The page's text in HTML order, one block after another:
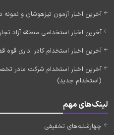
آخرین اخبار آزمون تیزهوشان و نمونه
آخرین اخبار استخدامی منطقه آزاد تجاری
آخرین اخبار استخدام کادر اداری قوه قضاییه 1405
(استخدام جدید)
لینک‌های مهم
چهارشنبه‌های تخفیفی